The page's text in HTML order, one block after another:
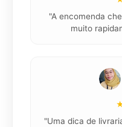
"A encomenda
muito
"Uma dica de